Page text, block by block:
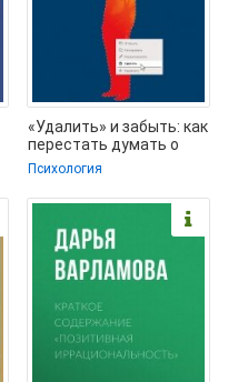
«Удалить» и забыть: как
перестать думать о
манипуляторах и
Психология